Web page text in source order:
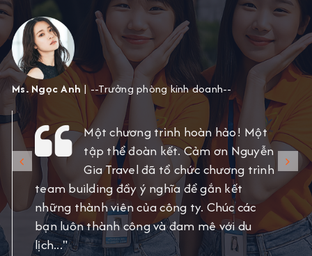
Ms. Ngọc Anh| --Trưởng phòng kinh doanh--
Một chương trình hoàn hảo! Một
tập thể đoàn kết. Cảm ơn Nguyễn
Gia Travel đã tổ chức chương trình
team building đầy ý nghĩa để gắn kết
những thành viên của công ty. Chúc các
bạn luôn thành công và đam mê với du
lịch..."